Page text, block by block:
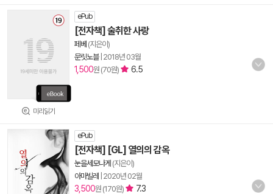
미리읽기
ePub
[전자책] 술취한 사랑
페베 (지은이)
문릿노블| 2018년 03월
1,500원 (70원) 6.5
ePub
[전자책] [GL] 열의의 감옥
눈을세모나게 (지은이)
아마빌레
2020년 02월
3,500원 (170원) 7.3